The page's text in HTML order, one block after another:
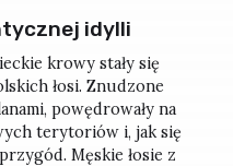
idylli
krowy stały się
łosi. Znudzone
powędrowały na
terytoriów i, jak się
Męskie łosie z